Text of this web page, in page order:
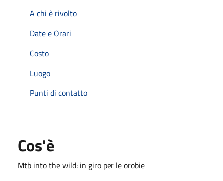
A chi è rivolto
Date e Orari
Costo
Luogo
Punti di contatto
Cos'è
Mtb into the wild: in giro per le orobie